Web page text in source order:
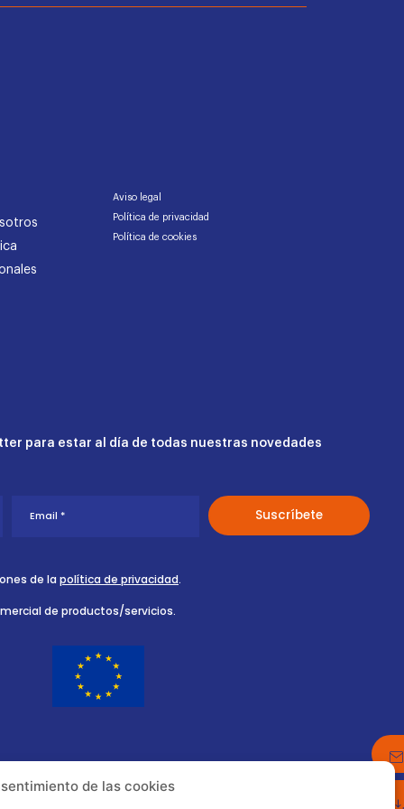
de las cookies
Aviso legal
Política de privacidad
Política de cookies
para estar al día de todas nuestras novedades
de la política de privacidad.
de productos/servicios.